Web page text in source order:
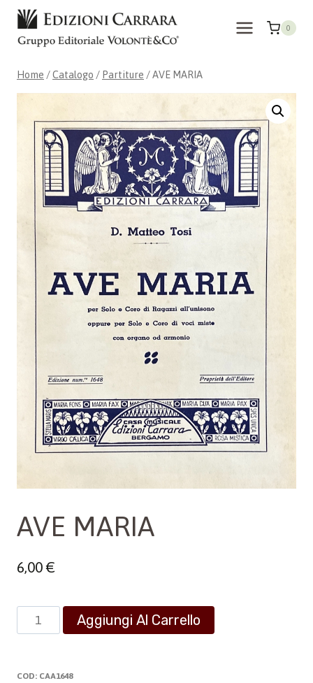
Salta
contenuto
0
Home /Catalogo / Partiture /AVE MARIA
AVE MARIA
6,00€
AVE
MARIA
Aggiungi Al Carrello
COD: CAA1648